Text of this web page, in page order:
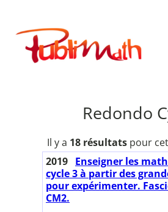
contenu
Publimath
Redondo
Il y a 18 résultatspour
2019 Enseigner les
cycle 3 à partir des
pour expérimenter.
CM2.